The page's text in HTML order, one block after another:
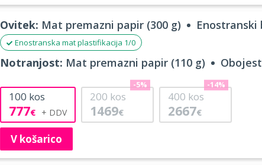
Ovitek: Mat premazni papir (300 g) Enostranski
Enostranska mat plastifikacija 1/0
Notranjost: Mat premazni papir (110 g)
100 kos
777€
200 kos
1469€
-5%
400 kos
2667€
-14%
V košarico